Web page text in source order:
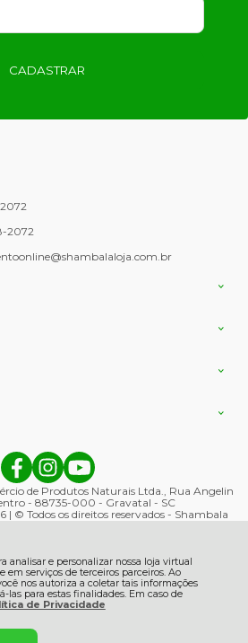
analisar e personalizar nossa loja virtual
em serviços de terceiros parceiros. Ao
nos autoriza a coletar tais informações
las para estas finalidades. Em caso de
de Privacidade
CADASTRAR
2072
de Produtos Naturais Ltda., Rua Angelin
- 88735-000 - Gravatal - SC
| © Todos os direitos reservados - Shambala